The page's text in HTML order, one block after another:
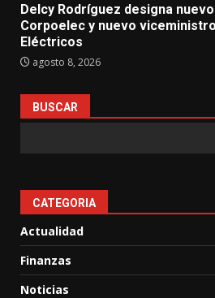
Delcy Rodríguez designa
Corpoelec y nuevo
Eléctricos
agosto 8, 2026
BUSCAR
CATEGORIA
Actualidad
Finanzas
Noticias